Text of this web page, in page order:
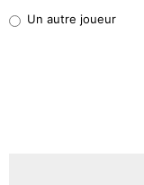
9%
Un autre joueur